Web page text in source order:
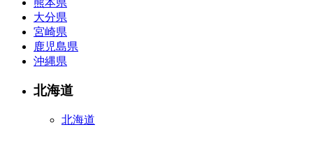
大分県
宮崎県
鹿児島県
沖縄県
北海道
北海道